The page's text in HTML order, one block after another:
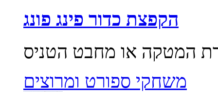
הקפצת כדור פינג פונג
משחקי ספורט ומרוצים